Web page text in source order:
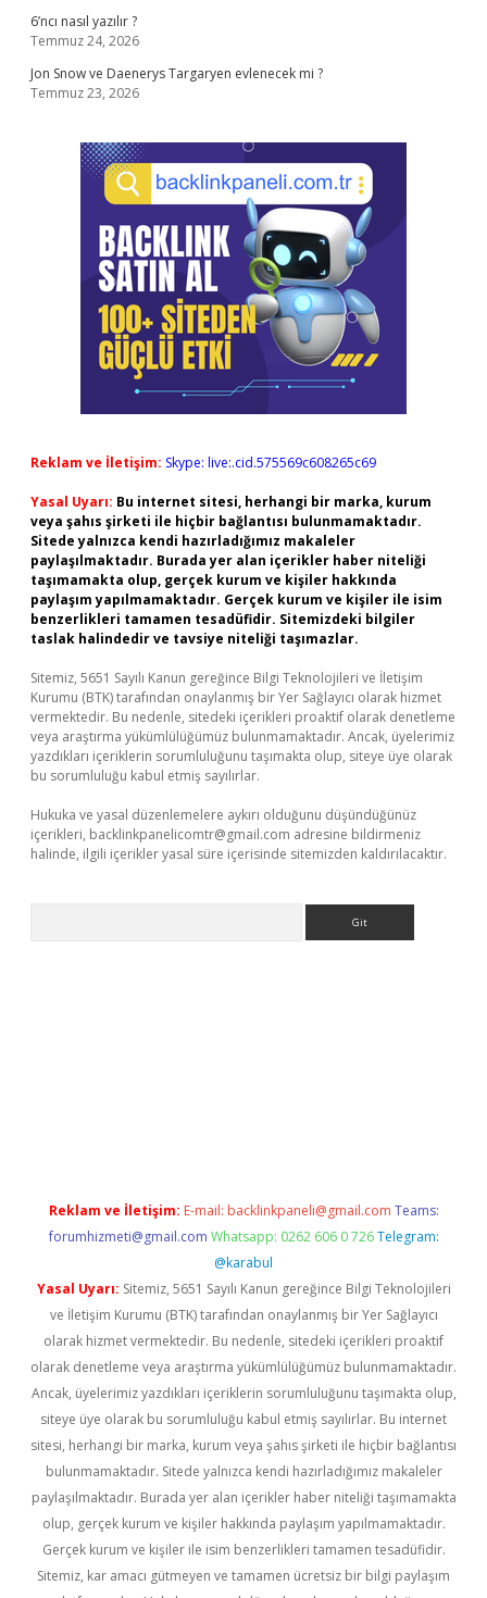
6’ncı nasıl yazılır ?
Temmuz 24, 2026
Jon Snow ve Daenerys Targaryen evlenecek mi ?
Temmuz 23, 2026
Reklam ve İletişim: Skype: live:.cid.575569c608265c69
Yasal Uyarı: Bu internet sitesi, herhangi bir marka, kurum
veya şahıs şirketi ile hiçbir bağlantısı bulunmamaktadır.
Sitede yalnızca kendi hazırladığımız makaleler
paylaşılmaktadır. Burada yer alan içerikler haber niteliği
taşımamakta olup, gerçek kurum ve kişiler hakkında
paylaşım yapılmamaktadır. Gerçek kurum ve kişiler ile isim
benzerlikleri tamamen tesadüfidir. Sitemizdeki bilgiler
taslak halindedir ve tavsiye niteliği taşımazlar.
Sitemiz, 5651 Sayılı Kanun gereğince Bilgi Teknolojileri ve İletişim
Kurumu (BTK) tarafından onaylanmış bir Yer Sağlayıcı olarak hizmet
vermektedir. Bu nedenle, sitedeki içerikleri proaktif olarak denetleme
veya araştırma yükümlülüğümüz bulunmamaktadır. Ancak, üyelerimiz
yazdıkları içeriklerin sorumluluğunu taşımakta olup, siteye üye olarak
bu sorumluluğu kabul etmiş sayılırlar.
Hukuka ve yasal düzenlemelere aykırı olduğunu düşündüğünüz
içerikleri, backlinkpanelicomtr@gmail.com adresine bildirmeniz
halinde, ilgili içerikler yasal süre içerisinde sitemizden kaldırılacaktır.
Reklam ve İletişim: E-mail: backlinkpaneli@gmail.com Teams:
forumhizmeti@gmail.com Whatsapp: 0262 606 0 726 Telegram:
@karabul
Yasal Uyarı: Sitemiz, 5651 Sayılı Kanun gereğince Bilgi Teknolojileri
ve İletişim Kurumu (BTK) tarafından onaylanmış bir Yer Sağlayıcı
olarak hizmet vermektedir. Bu nedenle, sitedeki içerikleri proaktif
olarak denetleme veya araştırma yükümlülüğümüz bulunmamaktadır.
Ancak, üyelerimiz yazdıkları içeriklerin sorumluluğunu taşımakta olup,
siteye üye olarak bu sorumluluğu kabul etmiş sayılırlar. Bu internet
sitesi, herhangi bir marka, kurum veya şahıs şirketi ile hiçbir bağlantısı
bulunmamaktadır. Sitede yalnızca kendi hazırladığımız makaleler
paylaşılmaktadır. Burada yer alan içerikler haber niteliği taşımamakta
olup, gerçek kurum ve kişiler hakkında paylaşım yapılmamaktadır.
Gerçek kurum ve kişiler ile isim benzerlikleri tamamen tesadüfidir.
Sitemiz, kar amacı gütmeyen ve tamamen ücretsiz bir bilgi paylaşım